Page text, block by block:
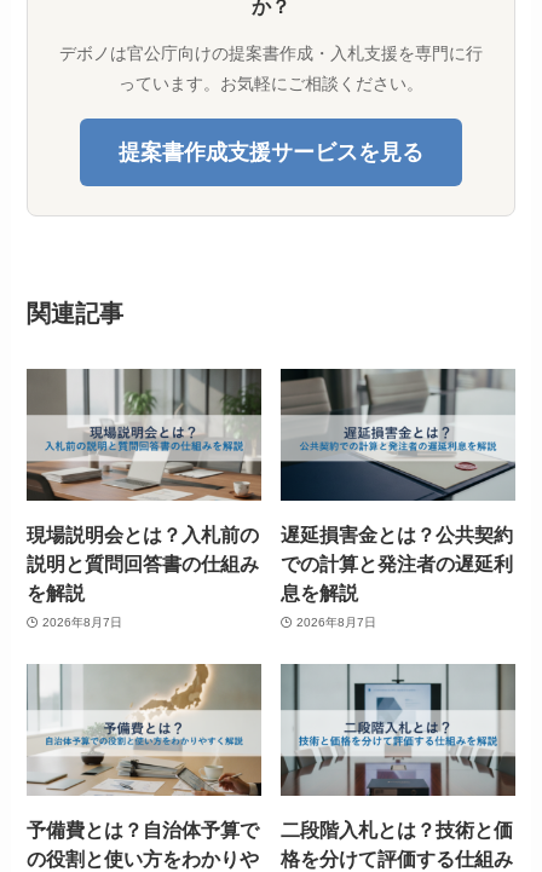
か？
デボノは官公庁向けの提案書作成・入札支援を専門に行
っています。お気軽にご相談ください。
提案書作成支援サービスを見る
関連記事
現場説明会とは？入札前の
説明と質問回答書の仕組み
を解説
2026年8月7日
遅延損害金とは？公共契約
での計算と発注者の遅延利
息を解説
2026年8月7日
予備費とは？自治体予算で
の役割と使い方をわかりや
二段階入札とは？技術と価
格を分けて評価する仕組み